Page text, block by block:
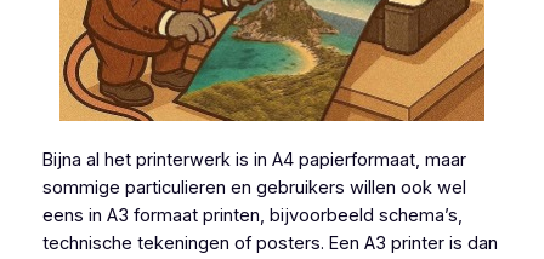
Bijna al het printerwerk is in A4 papierformaat, maar
sommige particulieren en gebruikers willen ook wel
eens in A3 formaat printen, bijvoorbeeld schema’s,
technische tekeningen of posters. Een A3 printer is dan